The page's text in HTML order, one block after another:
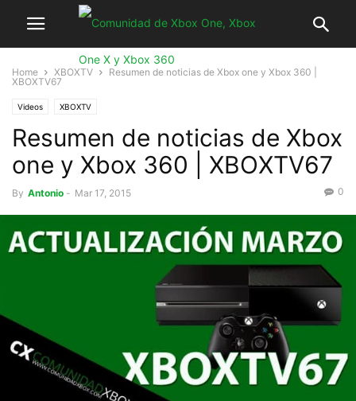
Home XBOXTV
Resumen de noticias de Xbox one y Xbox 360 |
XBOXTV67
Videos XBOXTV
Resumen de noticias de Xbox
one y Xbox 360 | XBOXTV67
By Antonio - Mar 17, 2015 0